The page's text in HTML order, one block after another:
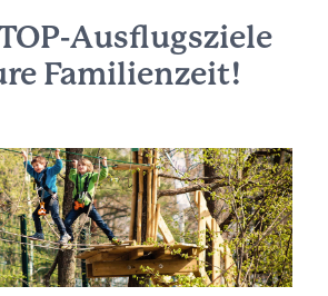
Ausflugsziele
Familienzeit!